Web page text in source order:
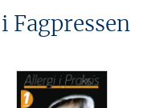
Fagpressen